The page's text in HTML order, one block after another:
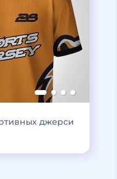
джерси